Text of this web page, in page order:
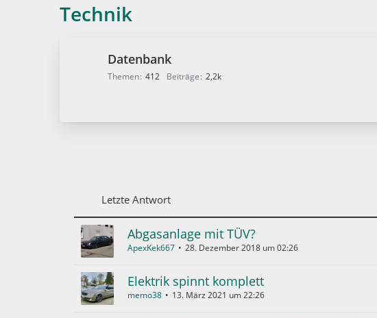
Technik
Datenbank
Themen 412 Beiträge 2,2k
Letzte Antwort
Abgasanlage mit TÜV?
ApexKek667 28. Dezember 2018 um 02:26
Elektrik spinnt komplett
memo38 13. März 2021 um 22:26